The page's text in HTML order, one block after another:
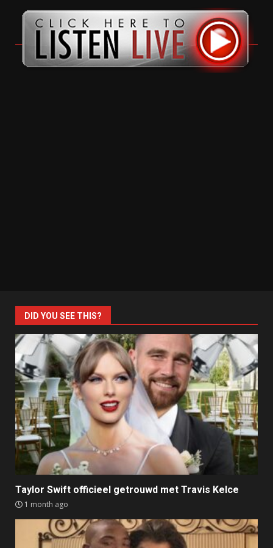
DID YOU SEE THIS?
Taylor Swift officieel getrouwd met Travis Kelce
1 month ago